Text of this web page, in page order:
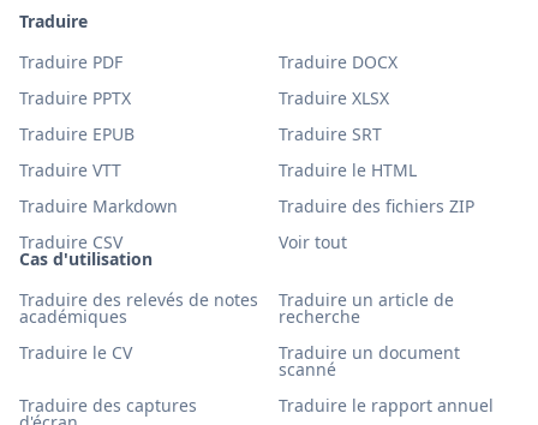
Cas d'utilisation
Traduire des relevés de notes
académiques
Traduire un article de
recherche
Traduire le CV
Traduire un document
scanné
Traduire des captures
Traduire le rapport annuel
Traduire
Traduire PDF
Traduire DOCX
Traduire PPTX
Traduire XLSX
Traduire EPUB
Traduire SRT
Traduire VTT
Traduire le HTML
Traduire Markdown
Traduire des fichiers ZIP
Traduire CSV
Voir tout